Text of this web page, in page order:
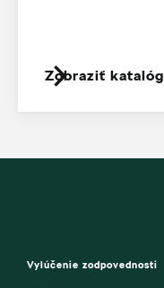
Zobraziť katalóg
Vylúčenie zodpovednosti